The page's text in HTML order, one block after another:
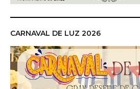
CARNAVAL DE LUZ 2026